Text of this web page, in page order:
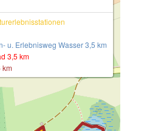
u. Erlebnisweg Wasser 3,5 km
3,5 km
km